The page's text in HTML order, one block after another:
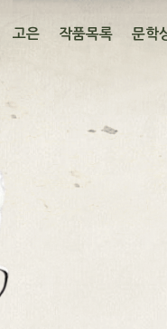
고은 작품목록 문학